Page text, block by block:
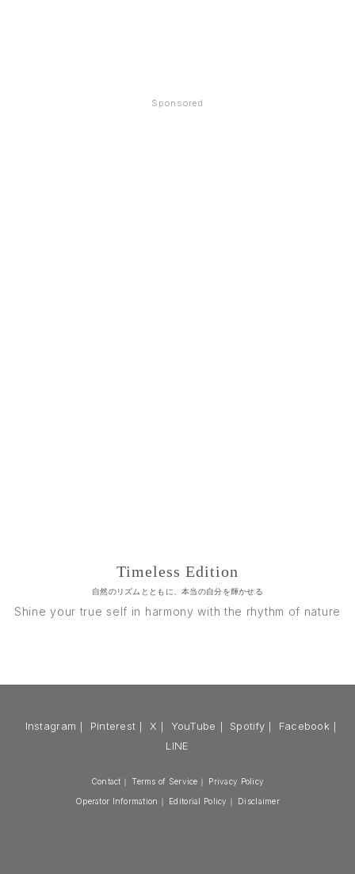
Sponsored
Timeless Edition
自然のリズムとともに、本当の自分を輝かせる
Shine your true self in harmony with the rhythm of nature
Instagram ｜ Pinterest ｜ X ｜ YouTube ｜ Spotify ｜ Facebook｜
LINE
Contact ｜ Terms of Service ｜ Privacy Policy
Operator Information ｜ Editorial Policy ｜ Disclaimer